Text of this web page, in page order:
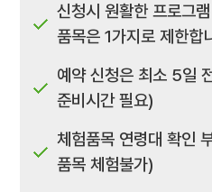
신청시 원활한 프로그
품목은 1가지로 제한합
예약 신청은 최소 5일
준비시간 필요)
체험품목 연령대 확인
품목 체험불가)